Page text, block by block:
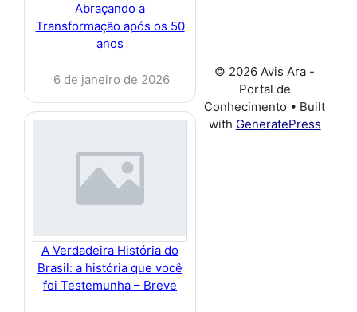
Abraçando a
Transformação após os 50
anos
6 de janeiro de 2026
A Verdadeira História do
Brasil: a história que você
foi Testemunha – Breve
© 2026 Avis Ara -
Portal de
Conhecimento • Built
with GeneratePress